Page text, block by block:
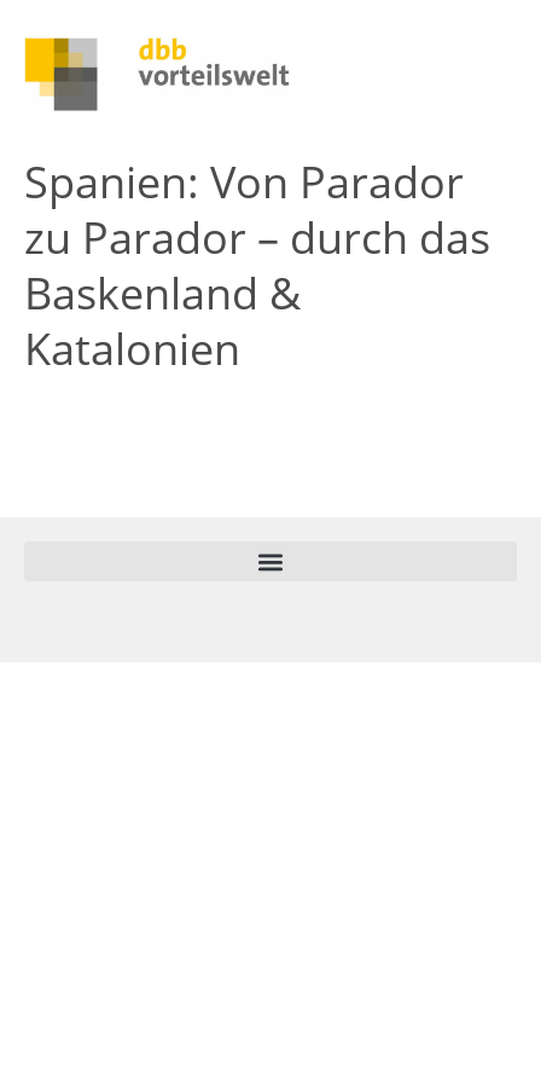
Spanien: Von Parador
zu Parador – durch das
Baskenland &
Katalonien